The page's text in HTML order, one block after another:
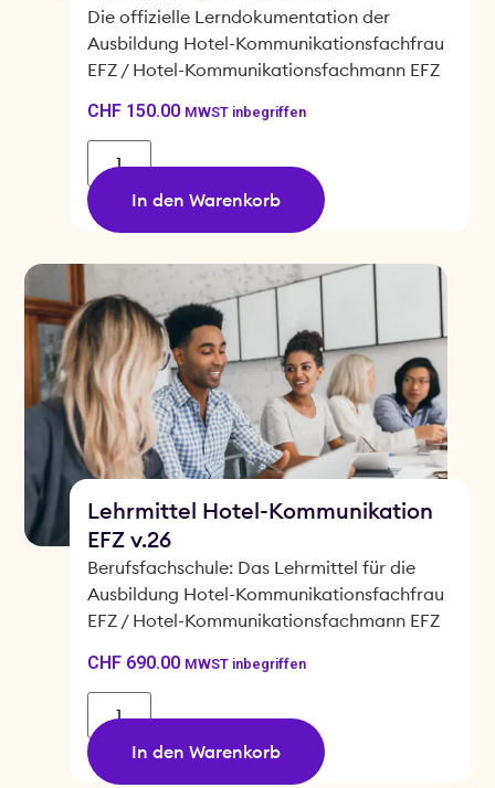
Die offizielle Lerndokumentation der
Ausbildung Hotel-Kommunikationsfachfrau
EFZ / Hotel-Kommunikationsfachmann EFZ
CHF150.00 MWST inbegriffen
In den Warenkorb
Lehrmittel Hotel-Kommunikation
EFZ v.26
Berufsfachschule: Das Lehrmittel für die
Ausbildung Hotel-Kommunikationsfachfrau
EFZ / Hotel-Kommunikationsfachmann EFZ
CHF690.00 MWST inbegriffen
In den Warenkorb